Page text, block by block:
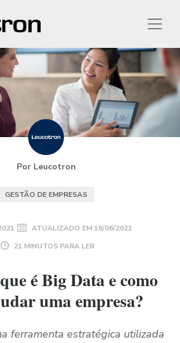
Por Leucotron
GESTÃO DE EMPRESAS
ATUALIZADO EM 18/06/2021
21 MINUTOS PARA LER
é Big Data e como
uma empresa?
ferramenta estratégica utilizada